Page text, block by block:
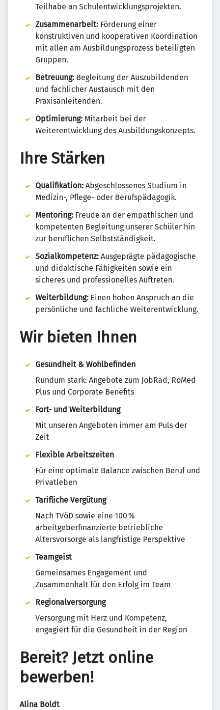
Teilhabe an Schulentwicklungsprojekten.
Zusammenarbeit: Förderung einer
konstruktiven und kooperativen Koordination
mit allen am Ausbildungsprozess beteiligten
Gruppen.
Betreuung: Begleitung der Auszubildenden
und fachlicher Austausch mit den
Praxisanleitenden.
Optimierung: Mitarbeit bei der
Weiterentwicklung des Ausbildungskonzepts.
Ihre Stärken
Qualifikation: Abgeschlossenes Studium in
Medizin-, Pflege- oder Berufspädagogik.
Mentoring: Freude an der empathischen und
kompetenten Begleitung unserer Schüler hin
zur beruflichen Selbstständigkeit.
Sozialkompetenz: Ausgeprägte pädagogische
und didaktische Fähigkeiten sowie ein
sicheres und professionelles Auftreten.
Weiterbildung: Einen hohen Anspruch an die
persönliche und fachliche Weiterentwicklung.
Wir bieten Ihnen
Gesundheit & Wohlbefinden
Rundum stark: Angebote zum JobRad, RoMed
Plus und Corporate Benefits
Fort- und Weiterbildung
Mit unseren Angeboten immer am Puls der
Zeit
Flexible Arbeitszeiten
Für eine optimale Balance zwischen Beruf und
Privatleben
Tarifliche Vergütung
Nach TVöD sowie eine 100 %
arbeitgeberfinanzierte betriebliche
Altersvorsorge als langfristige Perspektive
Teamgeist
Gemeinsames Engagement und
Zusammenhalt für den Erfolg im Team
Regionalversorgung
Versorgung mit Herz und Kompetenz,
engagiert für die Gesundheit in der Region
Bereit? Jetzt online
bewerben!
Alina Boldt